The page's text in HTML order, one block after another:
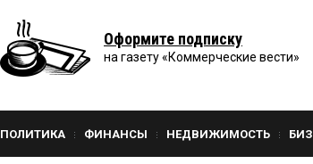
Оформите подписку
на газету «Коммерческие вести»
ПОЛИТИКА ФИНАНСЫ НЕДВИЖИМОСТЬ